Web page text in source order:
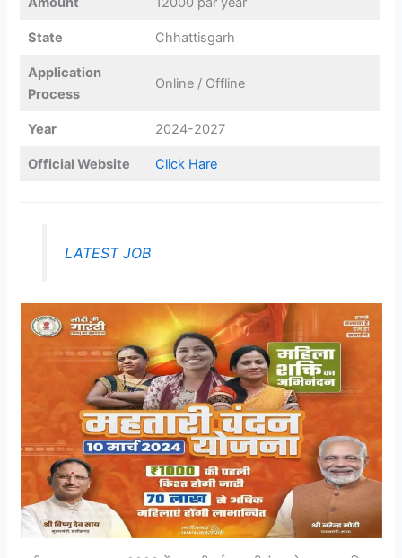
State Chhattisgarh
Application
Process
Online / Offline
Year 2024-2027
Official Website Click Hare
LATEST JOB